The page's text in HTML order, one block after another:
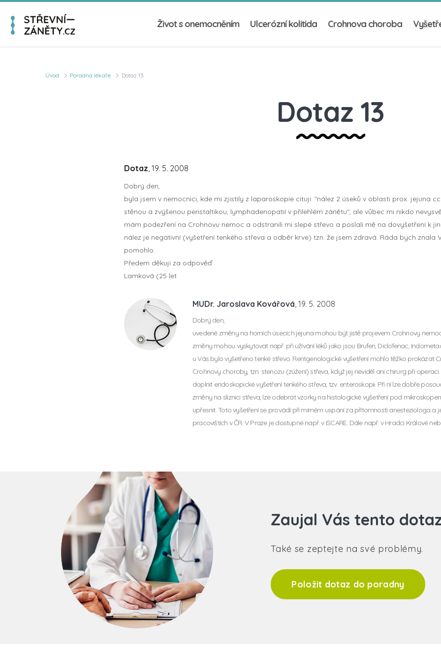
Život s onemocněním Ulcerózní kolitida Crohnova choroba
Úvod Poradna lékaře Dotaz 13
Dotaz 13
Dotaz, 19. 5. 2008
Dobrý den,
byla jsem v nemocnici, kde mi zjistily z laparoskopie cituji: "nález 2 úseků v oblasti prox. jejuna
stěnou a zvýšenou peristaltikou, lymphadenopatií v přilehlém zánětu", ale vůbec mi nikdo
mám podezření na Crohnovu nemoc a odstranili mi slepé střevo a poslali mě na dovyšetření k
nález je negativní (vyšetření tenkého střeva a odběr krve) tzn. že jsem zdravá. Ráda bych znala
pomohlo.
Předem děkuji za odpověď
Lamková (25 let
MUDr. Jaroslava Kovářová , 19. 5. 2008
Dobrý den,
uvedené změny na horních úsecích jejuna mohou být jistě projevem Crohnovy
změny mohou vyskytovat např. při užívání léků jako jsou Brufen, Diclofenac,
u Vás bylo vyšetřeno tenké střevo. Rentgenologické vyšetření mohlo těžko prokázat
Crohnovy choroby, tzn. stenozu (zúžení) střeva, když jej neviděl ani chirurg při
doplnit endoskopické vyšetření tenkého střeva, tzv. enteroskopii. Při ní lze dobře
změny na sliznici střeva, lze odebrat vzorky na histologické vyšetření pod
upřesnit. Toto vyšetření se provádí při mírném uspání za přítomnosti anesteziologa a
pracovištích v ČR. V Praze je dostupné např. v ISCARE. Dále např. v Hradci Králové
Zaujal Vás tento
Také se zeptejte na své problémy.
Položit dotaz do poradny